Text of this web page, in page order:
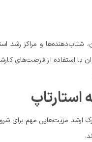
شتاب‌دهنده‌ها و مراکز رشد
استفاده از فرصت‌های
مزیت‌هایی مهم برای